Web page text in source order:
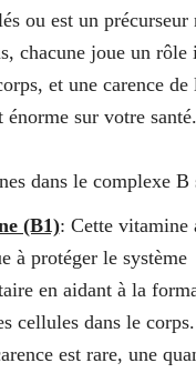
ou est un précurseur
chacune joue un rôle
et une carence de
sur votre santé.
dans le complexe B
(B1): Cette vitamine
à protéger le système
en aidant à la
cellules dans le
est rare, une